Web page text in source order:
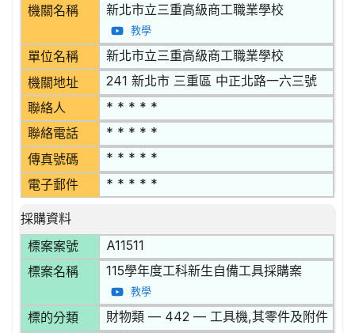
機關名稱 新北市立三重高級商工職業學校
教學
單位名稱 新北市立三重高級商工職業學校
機關地址 241 新北市 三重區 中正北路一六三號
聯絡人 * * * * *
聯絡電話 * * * * *
傳真號碼 * * * * *
電子郵件 * * * * *
採購資料
標案案號
A11511
標案名稱 115學年度工科新生自備工具採購案
教學
標的分類 財物類 — 442 — 工具機,其零件及附件